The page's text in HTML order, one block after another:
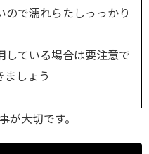
ので濡れらたしっっかり
している場合は要注意で
ましょう
が大切です。